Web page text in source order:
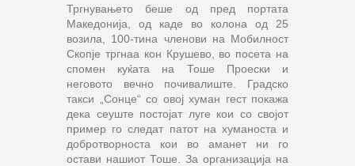
Тргнувањето беше од пред портата
Македонија, од каде во колона од 25
возила, 100-тина членови на Мобилност
Скопје тргнаа кон Крушево, во посета на
спомен куќата на Тоше Проески и
неговото вечно почивалиште. Градско
такси „Сонце“ со овој хуман гест покажа
дека сеуште постојат луге кои со својот
пример го следат патот на хуманоста и
добротворноста кои во аманет ни го
остави нашиот Тоше. За организација на